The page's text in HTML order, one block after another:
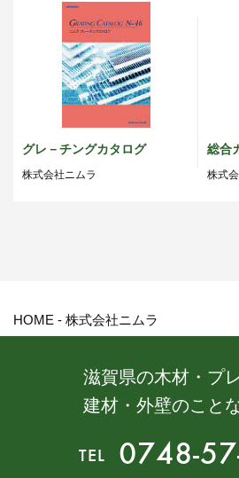
グレ－チングカタログ
株式会社ニムラ
総合
株式
HOME - 株式会社ニムラ
滋賀県の木材・プ
建材・外壁のこと
TEL 0748-